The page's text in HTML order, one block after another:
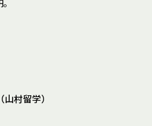
村留学）